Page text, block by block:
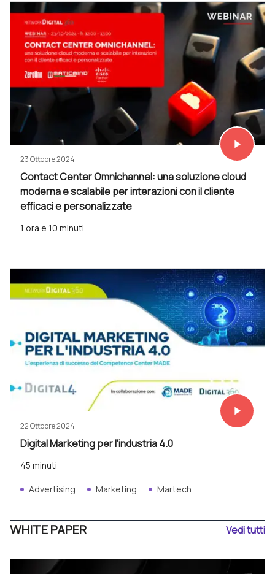
Vedi subito
play_arrow
23 Ottobre 2024
Contact Center Omnichannel: una soluzione cloud
moderna e scalabile per interazioni con il cliente
efficaci e personalizzate
1 ora e 10 minuti
Vedi subito
play_arrow
22 Ottobre 2024
Digital Marketing per l'industria 4.0
45 minuti
Advertising Marketing Martech
WHITE PAPER Vedi tutti